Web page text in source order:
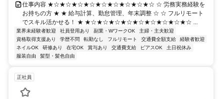
仕事内容 ★☆★☆★☆★☆★☆★☆★☆★☆★☆ ☆ 労務実務経験を
お持ちの方 ★ ★ 給与計算、勤怠管理、年末調整 ☆ ☆ フルリモート
でスキル活かせる！ ★ ★☆★☆★☆★☆★☆★☆★☆★☆★☆ ...
業界未経験者歓迎 社員登用あり 副業・WワークOK
主婦・主夫歓迎
資格取得支援あり
学歴不問 転勤なし フルリモート 交通費全額支給
経験者歓迎
ネイルOK
研修あり 在宅OK 賞与あり 交通費支給 ピアスOK
土日祝休み
服装自由
髪型・髪色自由
正社員